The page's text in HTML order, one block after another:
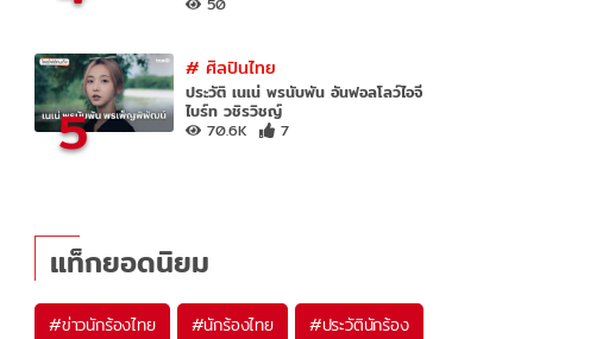
5
# ศิลปินไทย
ประวัติ เนเน่ พรนับพัน อันฟอลโลว์ไอจี
ไบร์ท วชิรวิชญ์
70.6K 7
แท็กยอดนิยม
#ข่าวนักร้องไทย #นักร้องไทย #ประวัตินักร้อง